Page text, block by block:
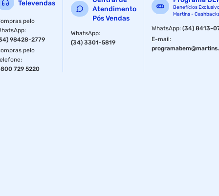
Televendas
pelo
:
98428-2779
pelo
:
729 5220
Atendimento
Pós Vendas
WhatsApp:
(34) 3301-5819
Benefícios
Martins -
WhatsApp:(34) 8413-
E-mail: